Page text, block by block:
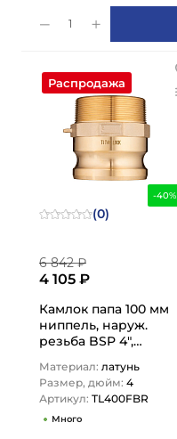
1
-40%
Распродажа
(0)
6 842 ₽
4 105 ₽
Камлок папа 100 мм
ниппель, наруж.
резьба BSP 4",
LOCK
Материал: латунь
Размер, дюйм: 4
Артикул: TL400FBR
Много